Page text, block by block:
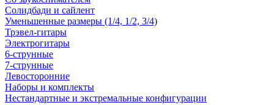
Солидбади и сайлент
Уменьшенные размеры (1/4, 1/2, 3/4)
Трэвел-гитары
Электрогитары
6-струнные
7-струнные
Левосторонние
Наборы и комплекты
Нестандартные и экстремальные конфигурации